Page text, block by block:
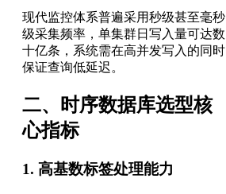
现代监控体系普遍采用秒级甚至毫秒
级采集频率，单集群日写入量可达数
十亿条，系统需在高并发写入的同时
保证查询低延迟。
二、时序数据库选型核
心指标
1. 高基数标签处理能力